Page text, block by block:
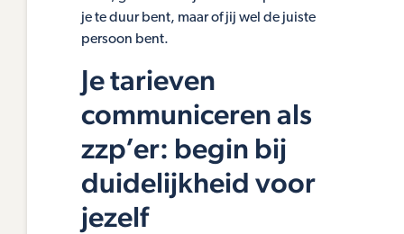
je te duur bent, maar of jij wel de juiste
persoon bent.
Je tarieven
communiceren als
zzp’er: begin bij
duidelijkheid voor
jezelf